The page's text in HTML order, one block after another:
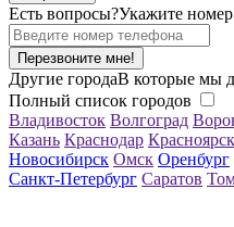
Есть вопросы?Укажите
Перезвоните мне!
Другие городаВ которые мы
Полный список городов
Владивосток Волгоград
Казань Краснодар Красноярск
Новосибирск Омск Оренбург
Санкт-Петербург Саратов